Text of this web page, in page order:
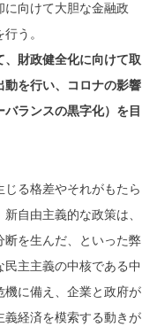
向けて大胆な金融政
う。
財政健全化に向けて取
動を行い、コロナの影響
ランスの黒字化）を目
る格差やそれがもたら
自由主義的な政策は、
を生んだ、といった弊
主主義の中核である中
機に備え、企業と政府が
義経済を模索する動きが